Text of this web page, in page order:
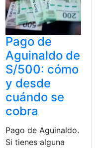
Pago de
Aguinaldo de
S/500: cómo
y desde
cuándo se
cobra
Pago de Aguinaldo.
Si tienes alguna